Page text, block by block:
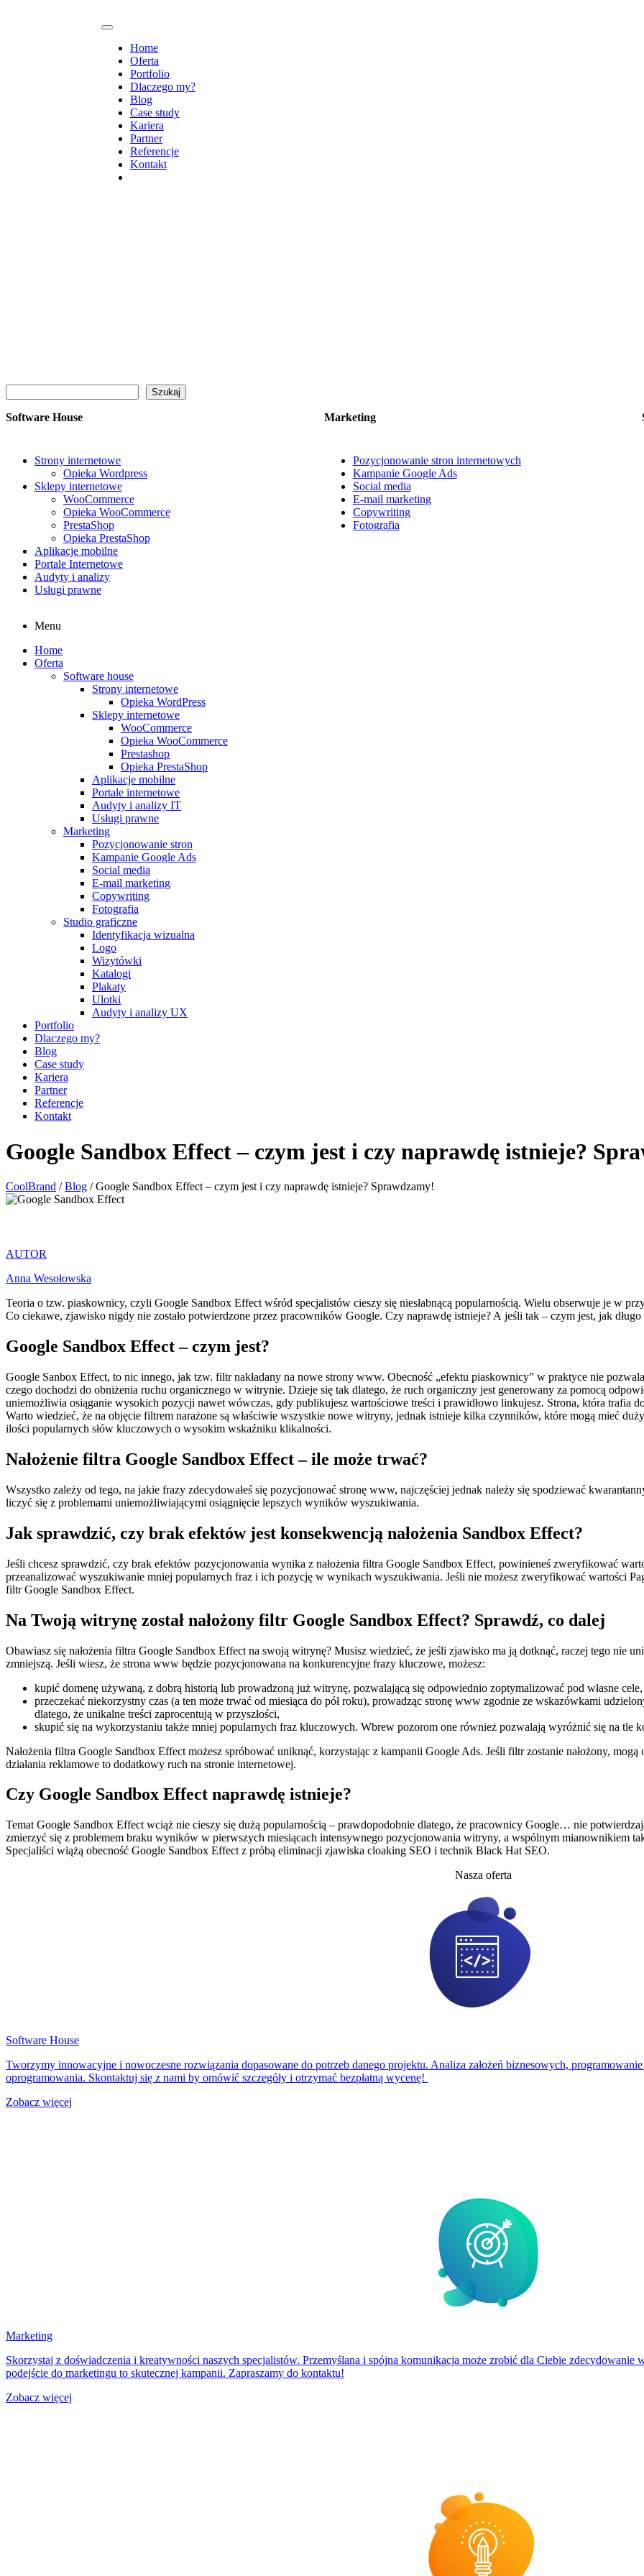
Home
Oferta
Portfolio
Dlaczego my?
Blog
Case study
Kariera
Partner
Referencje
Kontakt
Szukaj
Software House
Strony internetowe
Opieka Wordpress
Sklepy internetowe
WooCommerce
Opieka WooCommerce
PrestaShop
Opieka PrestaShop
Aplikacje mobilne
Portale Internetowe
Audyty i analizy
Usługi prawne
Marketing
Pozycjonowanie stron internetowych
Kampanie Google Ads
Social media
E-mail marketing
Copywriting
Fotografia
Menu
Home
Oferta
Software house
Strony internetowe
Opieka WordPress
Sklepy internetowe
WooCommerce
Opieka WooCommerce
Prestashop
Opieka PrestaShop
Aplikacje mobilne
Portale internetowe
Audyty i analizy IT
Usługi prawne
Marketing
Pozycjonowanie stron
Kampanie Google Ads
Social media
E-mail marketing
Copywriting
Fotografia
Studio graficzne
Identyfikacja wizualna
Logo
Wizytówki
Katalogi
Plakaty
Ulotki
Audyty i analizy UX
Portfolio
Dlaczego my?
Blog
Case study
Kariera
Partner
Referencje
Kontakt
Google Sandbox Effect – czym jest i czy naprawdę istnieje?
CoolBrand /Blog /Google Sandbox Effect – czym jest i czy naprawdę istnieje? Sprawdzamy!
AUTOR
Anna Wesołowska
Teoria o tzw. piaskownicy, czyli Google Sandbox Effect wśród specjalistów cieszy się niesłabnącą popularnością. Wielu obserwuje je w
Co ciekawe, zjawisko nigdy nie zostało potwierdzone przez pracowników Google. Czy naprawdę istnieje? A jeśli tak – czym jest, jak
Google Sandbox Effect – czym jest?
Google Sanbox Effect, to nic innego, jak tzw. filtr nakładany na nowe strony www. Obecność „efektu piaskownicy” w praktyce nie
czego dochodzi do obniżenia ruchu organicznego w witrynie. Dzieje się tak dlatego, że ruch organiczny jest generowany za pomocą
uniemożliwia osiąganie wysokich pozycji nawet wówczas, gdy publikujesz wartościowe treści i prawidłowo linkujesz. Strona, która trafia
Warto wiedzieć, że na objęcie filtrem narażone są właściwie wszystkie nowe witryny, jednak istnieje kilka czynników, które mogą mieć
ilości popularnych słów kluczowych o wysokim wskaźniku klikalności.
Nałożenie filtra Google Sandbox Effect – ile może trwać?
Wszystko zależy od tego, na jakie frazy zdecydowałeś się pozycjonować stronę www, najczęściej jednak należy się spodziewać
liczyć się z problemami uniemożliwiającymi osiągnięcie lepszych wyników wyszukiwania.
Jak sprawdzić, czy brak efektów jest konsekwencją nałożenia Sandbox Effect?
Jeśli chcesz sprawdzić, czy brak efektów pozycjonowania wynika z nałożenia filtra Google Sandbox Effect, powinieneś zweryfikować
przeanalizować wyszukiwanie mniej popularnych fraz i ich pozycję w wynikach wyszukiwania. Jeśli nie możesz zweryfikować wartości
filtr Google Sandbox Effect.
Na Twoją witrynę został nałożony filtr Google Sandbox Effect? Sprawdź, co dalej
Obawiasz się nałożenia filtra Google Sandbox Effect na swoją witrynę? Musisz wiedzieć, że jeśli zjawisko ma ją dotknąć, raczej tego nie
zmniejszą. Jeśli wiesz, że strona www będzie pozycjonowana na konkurencyjne frazy kluczowe, możesz:
kupić domenę używaną, z dobrą historią lub prowadzoną już witrynę, pozwalającą się odpowiednio zoptymalizować pod własne cele,
przeczekać niekorzystny czas (a ten może trwać od miesiąca do pół roku), prowadząc stronę www zgodnie ze wskazówkami
dlatego, że unikalne treści zaprocentują w przyszłości,
skupić się na wykorzystaniu także mniej popularnych fraz kluczowych. Wbrew pozorom one również pozwalają wyróżnić się na tle
Nałożenia filtra Google Sandbox Effect możesz spróbować uniknąć, korzystając z kampanii Google Ads. Jeśli filtr zostanie nałożony, mogą
działania reklamowe to dodatkowy ruch na stronie internetowej.
Czy Google Sandbox Effect naprawdę istnieje?
Temat Google Sandbox Effect wciąż nie cieszy się dużą popularnością – prawdopodobnie dlatego, że pracownicy Google… nie
zmierzyć się z problemem braku wyników w pierwszych miesiącach intensywnego pozycjonowania witryny, a wspólnym mianownikiem
Specjaliści wiążą obecność Google Sandbox Effect z próbą eliminacji zjawiska cloaking SEO i technik Black Hat SEO.
Nasza oferta
Software House
Tworzymy innowacyjne i nowoczesne rozwiązania dopasowane do potrzeb danego projektu. Analiza założeń biznesowych,
oprogramowania. Skontaktuj się z nami by omówić szczegóły i otrzymać bezpłatną wycenę!
Zobacz więcej
Marketing
Skorzystaj z doświadczenia i kreatywności naszych specjalistów. Przemyślana i spójna komunikacja może zrobić dla Ciebie
podejście do marketingu to skutecznej kampanii. Zapraszamy do kontaktu!
Zobacz więcej